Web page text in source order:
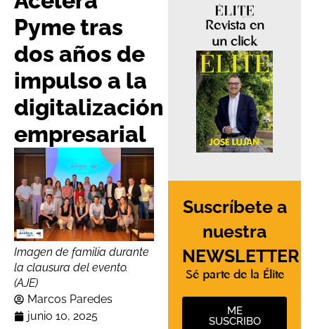
Pyme tras
dos años de
impulso a la
digitalización
empresarial
Imagen de familia durante
la clausura del evento.
(AJE)
Marcos Paredes
junio 10, 2025
Revista en
un click
Suscríbete a
nuestra
NEWSLETTER
Sé parte de la Élite
ME
SUSCRIBO